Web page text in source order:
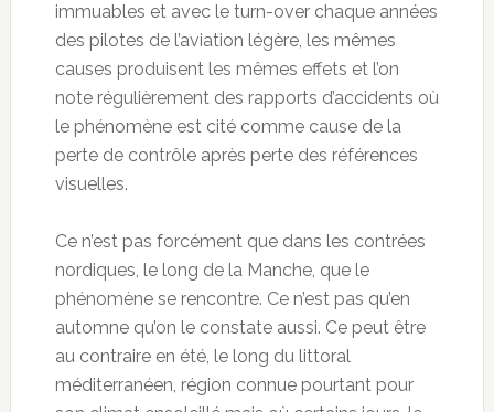
immuables et avec le turn-over chaque années
des pilotes de l’aviation légère, les mêmes
causes produisent les mêmes effets et l’on
note régulièrement des rapports d’accidents où
le phénomène est cité comme cause de la
perte de contrôle après perte des références
visuelles.
Ce n’est pas forcément que dans les contrées
nordiques, le long de la Manche, que le
phénomène se rencontre. Ce n’est pas qu’en
automne qu’on le constate aussi. Ce peut être
au contraire en été, le long du littoral
méditerranéen, région connue pourtant pour